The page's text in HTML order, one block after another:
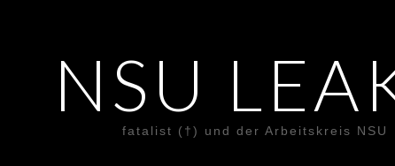
NSU
fatalist (†) und der Arbeitskreis NSU